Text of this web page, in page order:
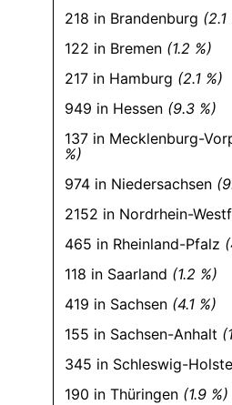
218 in Brandenburg (2.1
122 in Bremen (1.2 %)
217 in Hamburg (2.1 %)
949 in Hessen (9.3 %)
137 in Mecklenburg-
%)
974 in Niedersachsen
2152 in Nordrhein-
465 in Rheinland-Pfalz
118 in Saarland (1.2 %)
419 in Sachsen (4.1 %)
155 in Sachsen-Anhalt
345 in Schleswig-
190 in Thüringen (1.9 %)